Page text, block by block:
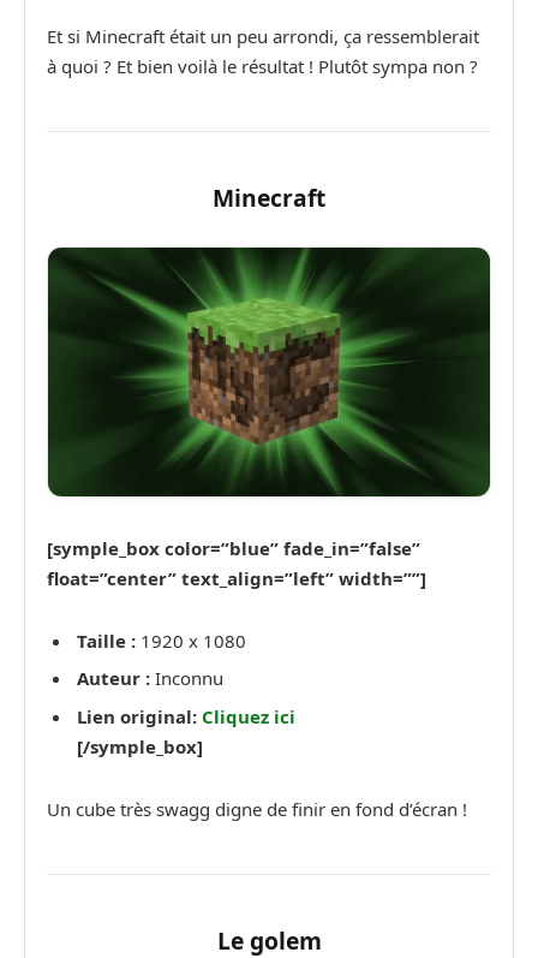
Et si Minecraft était un peu arrondi, ça ressemblerait
à quoi ? Et bien voilà le résultat ! Plutôt sympa non ?
Minecraft
[symple_box color=”blue” fade_in=”false”
float=”center” text_align=”left” width=””]
Taille : 1920 x 1080
Auteur : Inconnu
Lien original: Cliquez ici
[/symple_box]
Un cube très swagg digne de finir en fond d’écran !
Le golem